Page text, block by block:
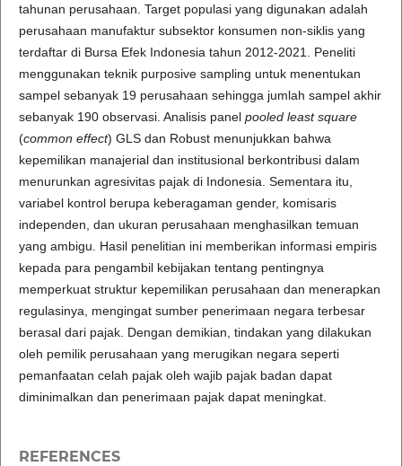
tahunan perusahaan. Target populasi yang digunakan adalah
perusahaan manufaktur subsektor konsumen non-siklis yang
terdaftar di Bursa Efek Indonesia tahun 2012-2021. Peneliti
menggunakan teknik purposive sampling untuk menentukan
sampel sebanyak 19 perusahaan sehingga jumlah sampel akhir
sebanyak 190 observasi. Analisis panel pooled least square
(common effect) GLS dan Robust menunjukkan bahwa
kepemilikan manajerial dan institusional berkontribusi dalam
menurunkan agresivitas pajak di Indonesia. Sementara itu,
variabel kontrol berupa keberagaman gender, komisaris
independen, dan ukuran perusahaan menghasilkan temuan
yang ambigu. Hasil penelitian ini memberikan informasi empiris
kepada para pengambil kebijakan tentang pentingnya
memperkuat struktur kepemilikan perusahaan dan menerapkan
regulasinya, mengingat sumber penerimaan negara terbesar
berasal dari pajak. Dengan demikian, tindakan yang dilakukan
oleh pemilik perusahaan yang merugikan negara seperti
pemanfaatan celah pajak oleh wajib pajak badan dapat
diminimalkan dan penerimaan pajak dapat meningkat.
REFERENCES